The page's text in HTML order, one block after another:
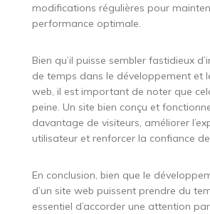
modifications régulières pour
performance optimale.
Bien qu’il puisse sembler fastidieux
de temps dans le développement et
web, il est important de noter que
peine. Un site bien conçu et
davantage de visiteurs, améliorer
utilisateur et renforcer la confiance
En conclusion, bien que le
d’un site web puissent prendre du
essentiel d’accorder une attention